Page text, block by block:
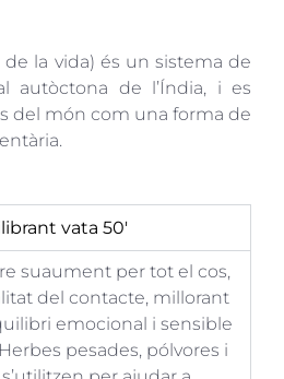
de la vida) és un sistema de
autòctona de l’Índia, i es
del món com una forma de
vata 50'
suaument per tot el cos,
del contacte, millorant
emocional i sensible
pesades, pólvores i